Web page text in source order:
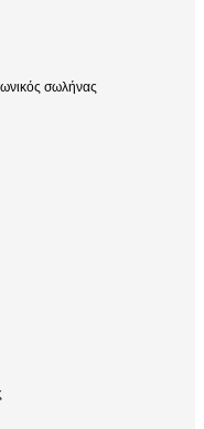
σωλήνας